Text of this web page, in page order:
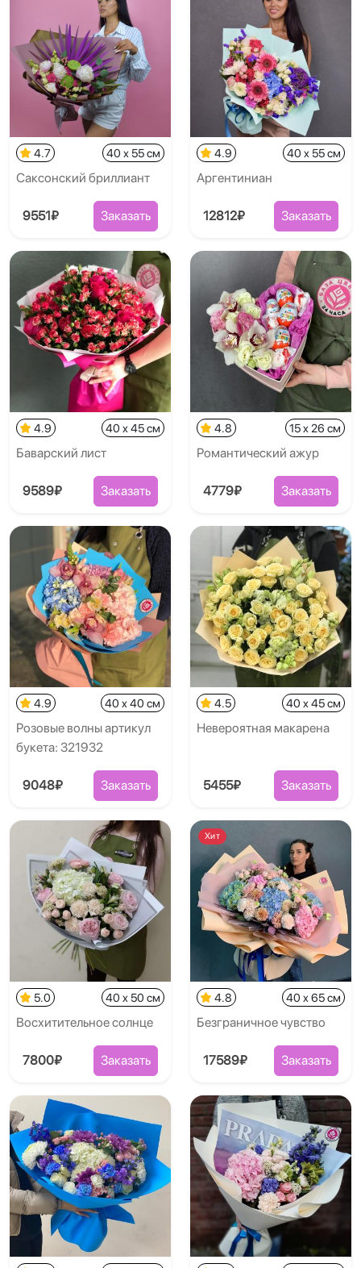
4.7 40 x 55 см
Саксонский бриллиант
9551₽ Заказать
4.9 40 x 55 см
Аргентиниан
12812₽ Заказать
4.9 40 x 45 см
Баварский лист
9589₽ Заказать
4.8 15 x 26 см
Романтический ажур
4779₽ Заказать
4.9 40 x 40 см
Розовые волны артикул
букета: 321932
9048₽ Заказать
4.5 40 x 45 см
Невероятная макарена
5455₽ Заказать
5.0 40 x 50 см
Восхитительное солнце
7800₽ Заказать
Хит
4.8 40 x 65 см
Безграничное чувство
17589₽ Заказать